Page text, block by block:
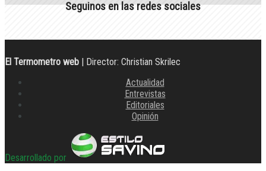
Seguinos en las redes sociales
El Termometro web | Director: Christian Skrilec
Actualidad
Entrevistas
Editoriales
Opinión
Desarrollado por